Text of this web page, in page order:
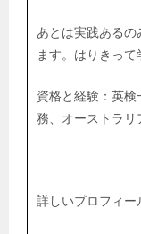
あとは実践ある
ます。はりきって
資格と経験：英
務、オーストラリ
詳しいプロフィー